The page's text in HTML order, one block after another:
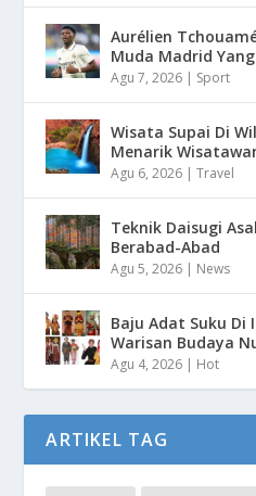
Aurélien
Muda Madrid
Agu 7, 2026 | Sport
Wisata Supai Di
Menarik
Agu 6, 2026 |Travel
Teknik Daisugi
Berabad-Abad
Agu 5, 2026 | News
Baju Adat Suku Di
Warisan Budaya
Agu 4, 2026 | Hot
ARTIKEL TAG